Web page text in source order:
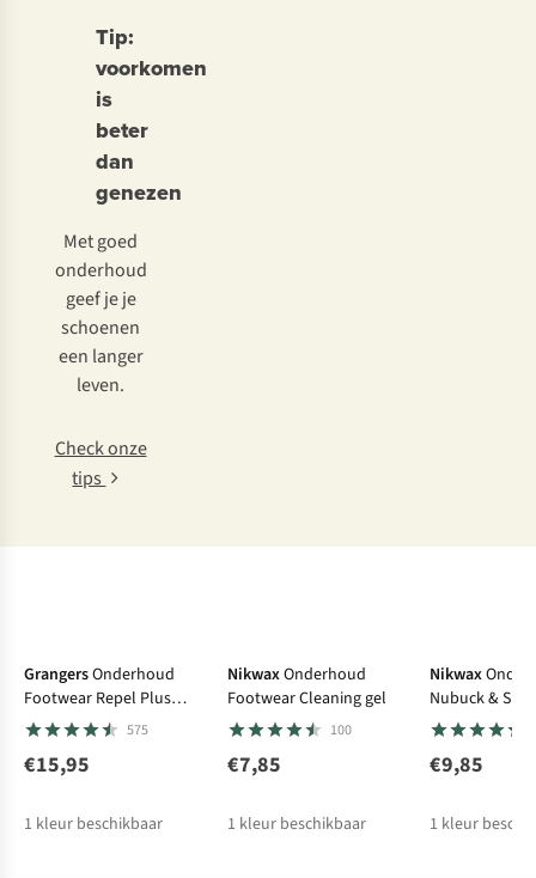
Tip:
voorkomen
is
beter
dan
genezen
Met goed
onderhoud
geef je je
schoenen
een langer
leven.
Check onze
tips
GrangersOnderhoud
Footwear Repel Plus
275Ml
575
€15,95
1 kleur beschikbaar
NikwaxOnderhoud
Footwear Cleaning gel
100
€7,85
1 kleur beschikbaar
Nikwax
Nubuck &
€9,85
1 kleur